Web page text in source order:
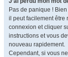
Pas de panique !
il peut facilement être
connexion et cliquer
instructions et vous
nouveau rapidement.
Cependant, si vous